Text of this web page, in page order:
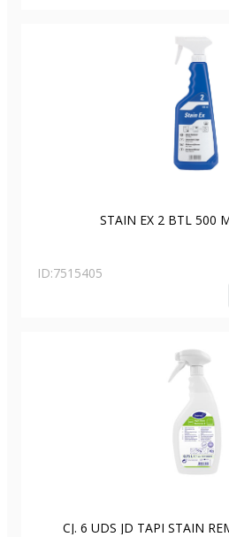
STAIN EX 2 BTL 500
ID:7515405
CJ. 6 UDS JD TAPI STAIN